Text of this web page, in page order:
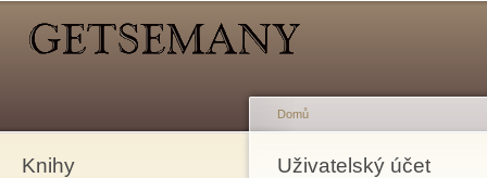
Knihy Jste zde
Domů
Uživatelský účet
Hlavní záložky